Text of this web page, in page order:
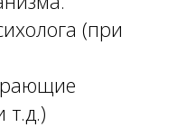
(при
т.д.)